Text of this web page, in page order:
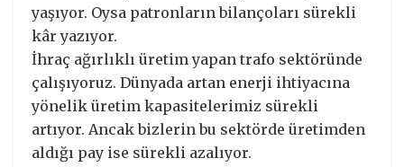
yaşıyor. Oysa patronların bilançoları sürekli
kâr yazıyor.
İhraç ağırlıklı üretim yapan trafo sektöründe
çalışıyoruz. Dünyada artan enerji ihtiyacına
yönelik üretim kapasitelerimiz sürekli
artıyor. Ancak bizlerin bu sektörde üretimden
aldığı pay ise sürekli azalıyor.